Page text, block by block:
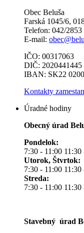
Obec Beluša
Farská 1045/6,
Telefon: 042/2853
E-mail:
IČO: 00317063
DIČ: 2020441445
IBAN: SK22
Kontakty
Úradné hodiny
Obecný úrad
Pondelok:
7:30 - 11:00 11:30
Utorok, Štvrtok:
7:30 - 11:00 11:30
Streda:
7:30 - 11:00 11:30
Stavebný úrad